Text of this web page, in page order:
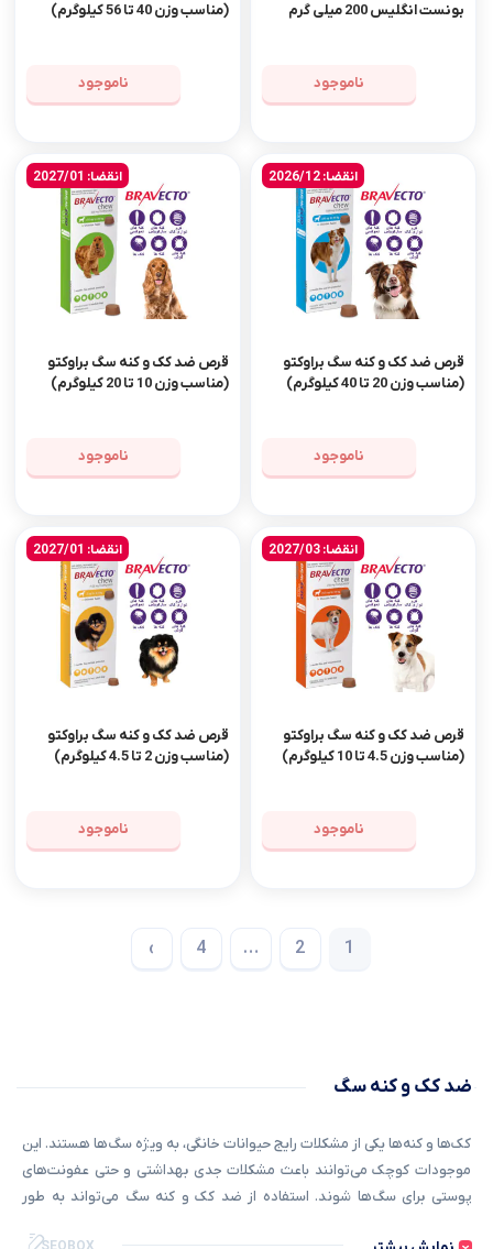
بونست انگلیس 200 میلی گرم
ناموجود
(مناسب وزن 40 تا 56 کیلوگرم)
ناموجود
انقضا: 2026/12
قرص ضد کک و کنه سگ براوکتو
(مناسب وزن 20 تا 40 کیلوگرم)
ناموجود
انقضا: 2027/01
قرص ضد کک و کنه سگ براوکتو
(مناسب وزن 10 تا 20 کیلوگرم)
ناموجود
انقضا: 2027/03
قرص ضد کک و کنه سگ براوکتو
(مناسب وزن 4.5 تا 10 کیلوگرم)
ناموجود
انقضا: 2027/01
قرص ضد کک و کنه سگ براوکتو
(مناسب وزن 2 تا 4.5 کیلوگرم)
ناموجود
1
2
…
4
›
ضد کک و کنه سگ
کک‌ها و کنه‌ها یکی از مشکلات رایج حیوانات خانگی، به ویژه سگ‌ها هستند. این
موجودات کوچک می‌توانند باعث مشکلات جدی بهداشتی و حتی عفونت‌های
پوستی برای سگ‌ها شوند. استفاده از ضد کک و کنه سگ می‌تواند به طور